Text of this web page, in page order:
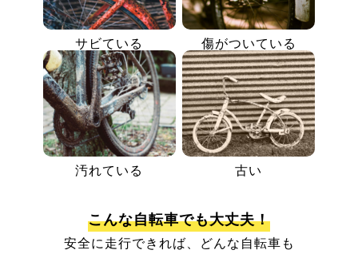
サビている 傷がついている
汚れている 古い
こんな自転車でも大丈夫！
安全に走行できれば、どんな自転車も